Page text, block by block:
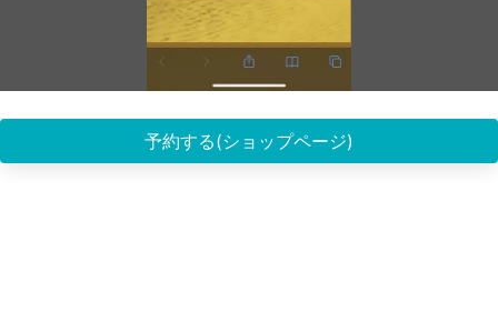
予約する(ショップページ)